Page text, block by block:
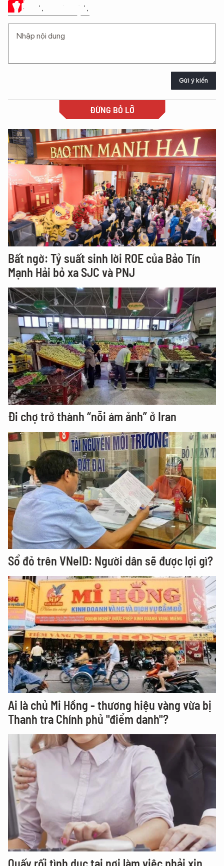
Ý KIẾN CỦA BẠN
Gửi ý kiến
ĐỪNG BỎ LỠ
Bất ngờ: Tỷ suất sinh lời ROE của Bảo Tín
Mạnh Hải bỏ xa SJC và PNJ
Đi chợ trở thành “nỗi ám ảnh” ở Iran
Sổ đỏ trên VNeID: Người dân sẽ được lợi gì?
Ai là chủ Mi Hồng - thương hiệu vàng vừa bị
Thanh tra Chính phủ "điểm danh"?